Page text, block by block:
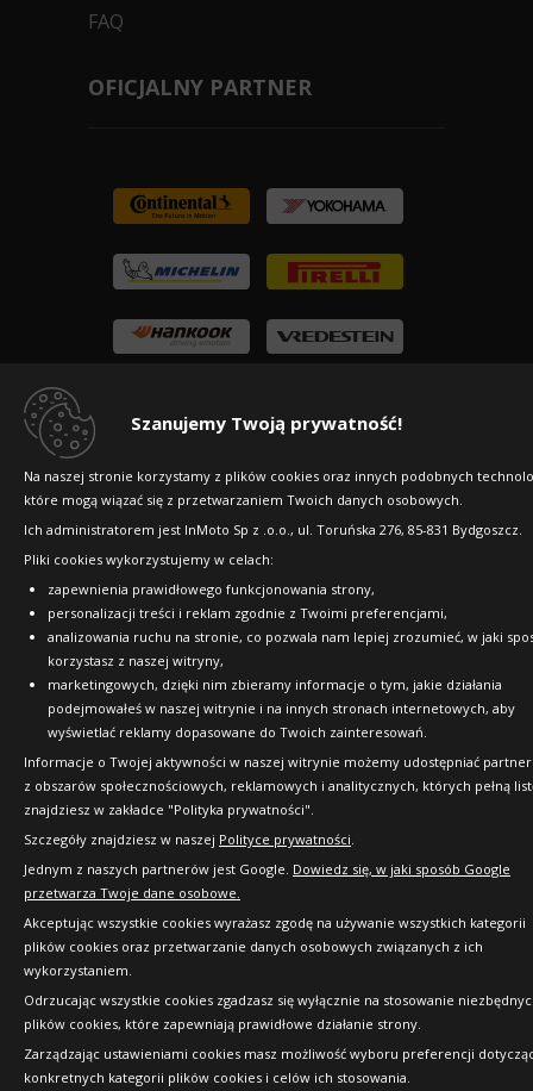
Szanujemy Twoją prywatność!
Na naszej stronie korzystamy z plików cookies oraz innych podobnych
które mogą wiązać się z przetwarzaniem Twoich danych osobowych.
Ich administratorem jest InMoto Sp z .o.o., ul. Toruńska 276, 85-831 Bydgoszcz.
Pliki cookies wykorzystujemy w celach:
zapewnienia prawidłowego funkcjonowania strony,
personalizacji treści i reklam zgodnie z Twoimi preferencjami,
analizowania ruchu na stronie, co pozwala nam lepiej zrozumieć, w jaki
korzystasz z naszej witryny,
marketingowych, dzięki nim zbieramy informacje o tym, jakie działania
podejmowałeś w naszej witrynie i na innych stronach internetowych, aby
wyświetlać reklamy dopasowane do Twoich zainteresowań.
Informacje o Twojej aktywności w naszej witrynie możemy udostępniać
z obszarów społecznościowych, reklamowych i analitycznych, których pełną
znajdziesz w zakładce "Polityka prywatności".
Szczegóły znajdziesz w naszej Polityce prywatności.
Jednym z naszych partnerów jest Google. Dowiedz się, w jaki sposób Google
przetwarza Twoje dane osobowe.
Akceptując wszystkie cookies wyrażasz zgodę na używanie wszystkich kategorii
plików cookies oraz przetwarzanie danych osobowych związanych z ich
wykorzystaniem.
Odrzucając wszystkie cookies zgadzasz się wyłącznie na stosowanie
plików cookies, które zapewniają prawidłowe działanie strony.
Zarządzając ustawieniami cookies masz możliwość wyboru preferencji
konkretnych kategorii plików cookies i celów ich stosowania.
FAQ
OFICJALNY PARTNER
Copyright © 2010-2026 24opony.pl. Wszelkie
prawa zastrzeżone.